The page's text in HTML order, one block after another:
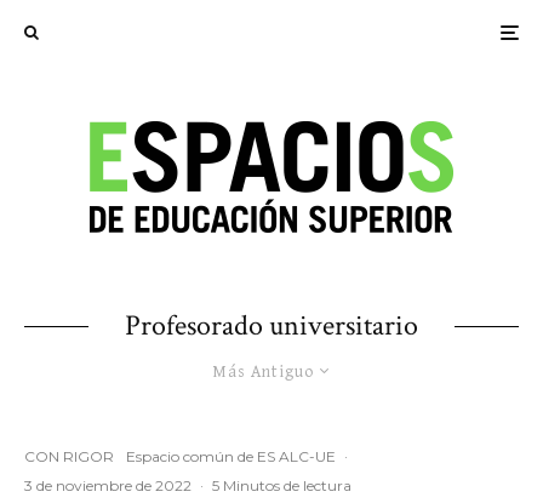
Profesorado universitario
Más Antiguo
CON RIGOR Espacio común de ES ALC-UE ·
3 de noviembre de 2022 · 5 Minutos de lectura